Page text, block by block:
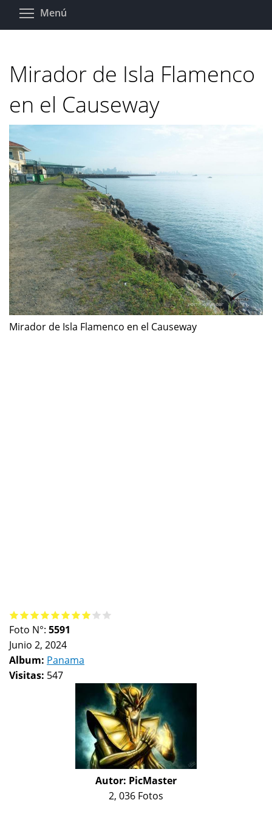
Pasar
Menú
Mirador de Isla Flamenco
en el Causeway
Mirador de Isla Flamenco en el Causeway
Foto N°: 5591
Junio 2, 2024
Album: Panama
Visitas: 547
Autor: PicMaster
2, 036 Fotos